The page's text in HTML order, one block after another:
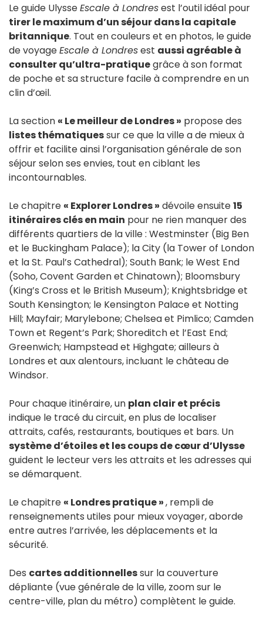
Le guide UlysseEscale à Londresest l’outil idéal pour
tirer le maximum d’un séjour dans la capitale
britannique. Tout en couleurs et en photos, le guide
de voyageEscale à Londresest aussi agréable à
consulter qu’ultra-pratiquegrâce à son format
de poche et sa structure facile à comprendre en un
clin d’œil.
La section « Le meilleur de Londres » propose des
listes thématiquessur ce que la ville a de mieux à
offrir et facilite ainsi l’organisation générale de son
séjour selon ses envies, tout en ciblant les
incontournables.
Le chapitre « Explorer Londres » dévoile ensuite15
itinéraires clés en main pour ne rien manquer des
différents quartiers de la ville : Westminster (Big Ben
et le Buckingham Palace); la City (la Tower of London
et la St. Paul’s Cathedral); South Bank; le West End
(Soho, Covent Garden et Chinatown); Bloomsbury
(King’s Cross et le British Museum); Knightsbridge et
South Kensington; le Kensington Palace et Notting
Hill; Mayfair; Marylebone; Chelsea et Pimlico; Camden
Town et Regent’s Park; Shoreditch et l’East End;
Greenwich; Hampstead et Highgate; ailleurs à
Londres et aux alentours, incluant le château de
Windsor.
Pour chaque itinéraire, un plan clair et précis
indique le tracé du circuit, en plus de localiser
attraits, cafés, restaurants, boutiques et bars. Un
système d’étoiles et les coups de cœur d’Ulysse
guident le lecteur vers les attraits et les adresses qui
se démarquent.
Le chapitre « Londres pratique », rempli de
renseignements utiles pour mieux voyager, aborde
entre autres l’arrivée, les déplacements et la
sécurité.
Des cartes additionnellessur la couverture
dépliante (vue générale de la ville, zoom sur le
centre-ville, plan du métro) complètent le guide.